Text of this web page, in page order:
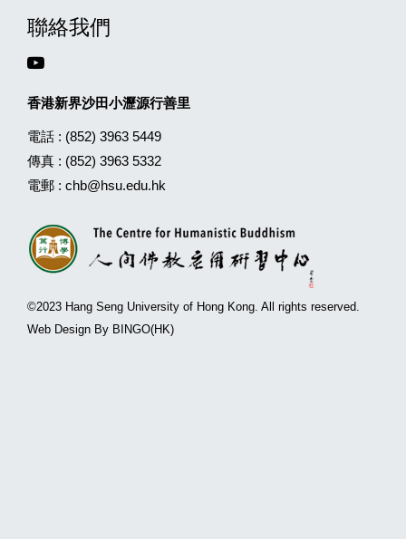
聯絡我們
香港新界沙田小瀝源行善里
電話 : (852) 3963 5449
傳真 : (852) 3963 5332
電郵 : chb@hsu.edu.hk
©2023 Hang Seng University of Hong Kong. All rights reserved.
Web Design By BINGO(HK)